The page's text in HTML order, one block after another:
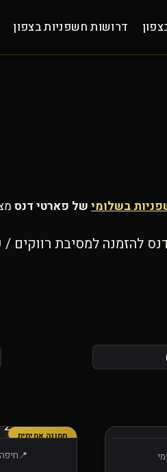
דרושות חשפניות בצפון
בשלומי של פארטי דנס
להזמנה למסיבת רווקים
תמונה אמיתית